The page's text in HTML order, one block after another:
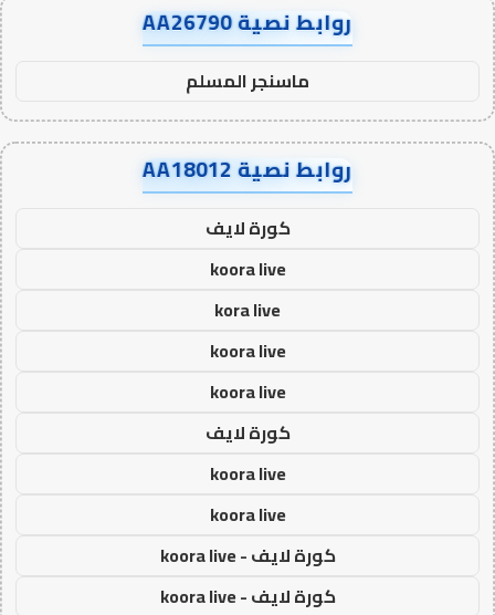
روابط نصية AA26790
ماسنجر المسلم
روابط نصية AA18012
كورة لايف
koora live
kora live
koora live
koora live
كورة لايف
koora live
koora live
كورة لايف - koora live
كورة لايف - koora live